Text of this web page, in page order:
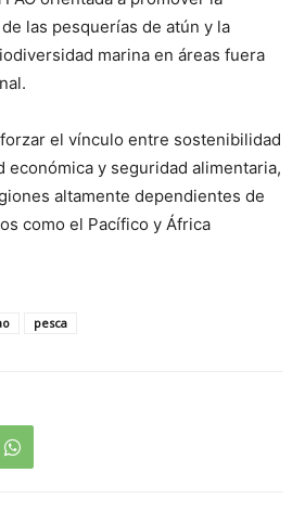
las pesquerías de atún y la
marina en áreas fuera
el vínculo entre sostenibilidad
económica y seguridad alimentaria,
altamente dependientes de
como el Pacífico y África
pesca